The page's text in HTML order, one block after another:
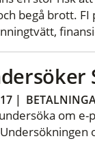
begå brott.
|
om